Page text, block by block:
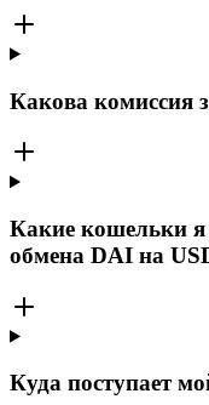
Какова комиссия
Какие кошельки я
обмена DAI на
Куда поступает